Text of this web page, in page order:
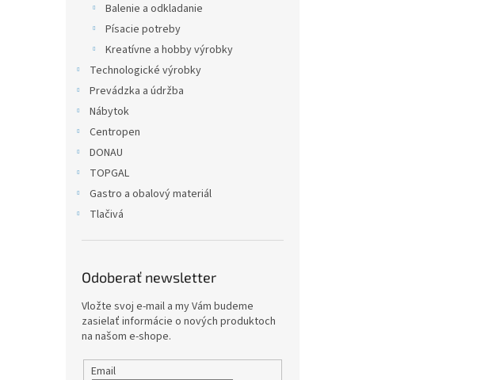
Balenie a odkladanie
Písacie potreby
Kreatívne a hobby výrobky
Technologické výrobky
Prevádzka a údržba
Nábytok
Centropen
DONAU
TOPGAL
Gastro a obalový materiál
Tlačivá
Odoberať newsletter
Vložte svoj e-mail a my Vám budeme
zasielať informácie o nových produktoch
na našom e-shope.
Email